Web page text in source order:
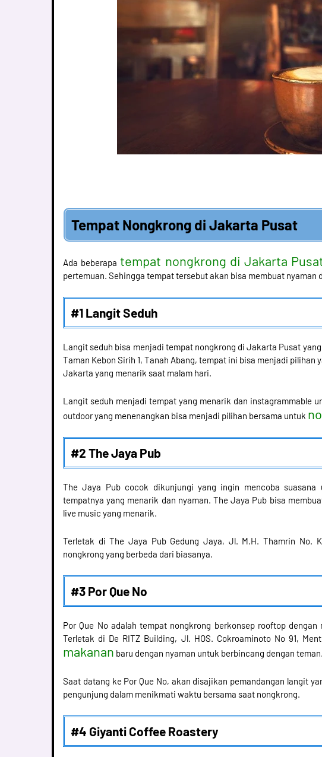
Tempat Nongkrong di Jakarta Pusat
Ada beberapatempat nongkrong di Jakarta
pertemuan. Sehingga tempat tersebut akan bisa membuat nyaman
#1 Langit Seduh
Langit seduh bisa menjadi tempat nongkrong di Jakarta Pusat
Taman Kebon Sirih 1, Tanah Abang, tempat ini bisa menjadi
Jakarta yang menarik saat malam hari.
Langit seduh menjadi tempat yang menarik dan instagrammable
outdoor yang menenangkan bisa menjadi pilihan bersama untuk
#2 The Jaya Pub
The Jaya Pub cocok dikunjungi yang ingin mencoba suasana
tempatnya yang menarik dan nyaman. The Jaya Pub bisa
live music yang menarik.
Terletak di The Jaya Pub Gedung Jaya, Jl. M.H. Thamrin No.
nongkrong yang berbeda dari biasanya.
#3 Por Que No
Por Que No adalah tempat nongkrong berkonsep rooftop
Terletak di De RITZ Building, Jl. HOS. Cokroaminoto No 91,
makanan baru dengan nyaman untuk berbincang dengan teman.
Saat datang ke Por Que No, akan disajikan pemandangan langit
pengunjung dalam menikmati waktu bersama saat nongkrong.
#4 Giyanti Coffee Roastery